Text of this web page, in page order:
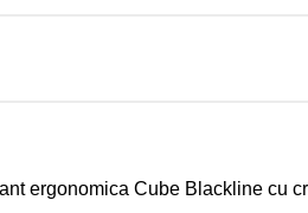
ergonomica Cube Blackline cu